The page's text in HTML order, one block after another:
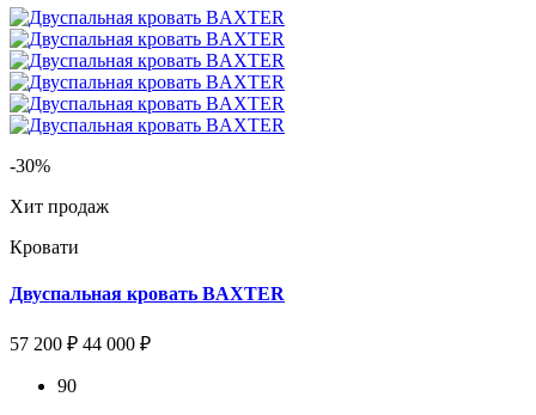
-30%
Хит продаж
Кровати
Двуспальная кровать BAXTER
57 200 ₽ 44 000 ₽
90